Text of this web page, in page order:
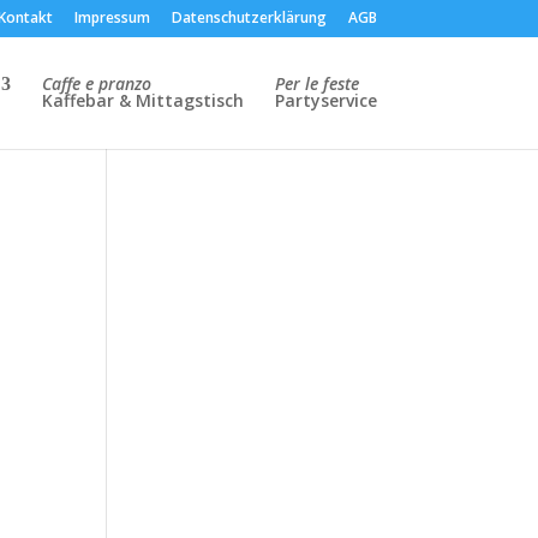
Impressum Datenschutzerklärung AGB
Caffe e pranzo
Kaffebar & Mittagstisch
Per le feste
Partyservice